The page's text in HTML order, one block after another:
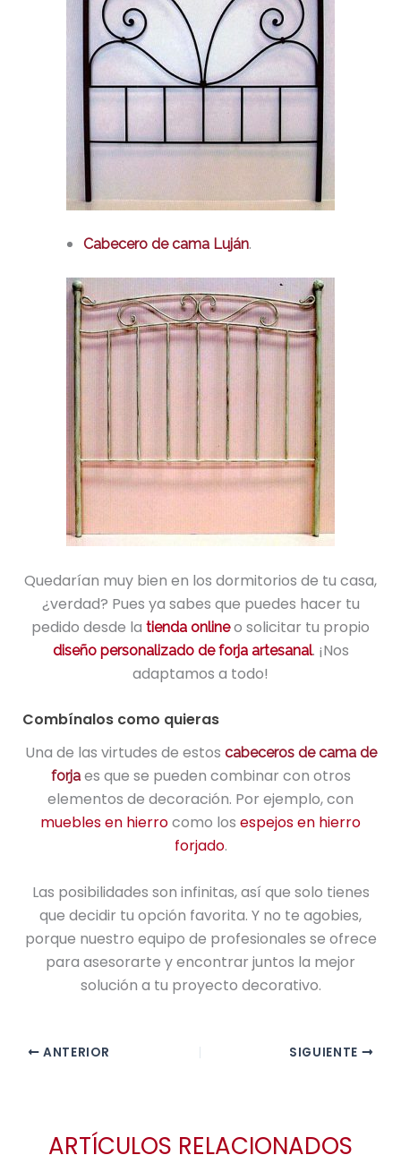
Cabecero de cama Luján.
Quedarían muy bien en los dormitorios de tu casa,
¿verdad? Pues ya sabes que puedes hacer tu
pedido desde la tienda onlineo solicitar tu propio
diseño personalizado de forja artesanal. ¡Nos
adaptamos a todo!
Combínalos como quieras
Una de las virtudes de estos cabeceros de cama de
forjaes que se pueden combinar con otros
elementos de decoración. Por ejemplo, con
muebles en hierrocomo los espejos en hierro
forjado.
Las posibilidades son infinitas, así que solo tienes
que decidir tu opción favorita. Y no te agobies,
porque nuestro equipo de profesionales se ofrece
para asesorarte y encontrar juntos la mejor
solución a tu proyecto decorativo.
ANTERIOR SIGUIENTE
ARTÍCULOS RELACIONADOS